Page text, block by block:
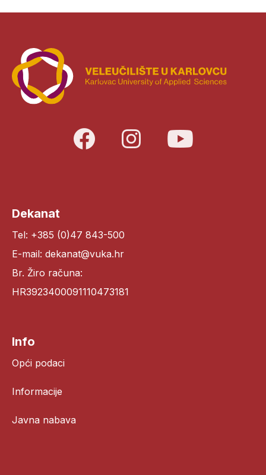
Dekanat
Tel: +385 (0)47 843-500
E-mail: dekanat@vuka.hr
Br. Žiro računa:
HR3923400091110473181
Info
Opći podaci
Informacije
Javna nabava